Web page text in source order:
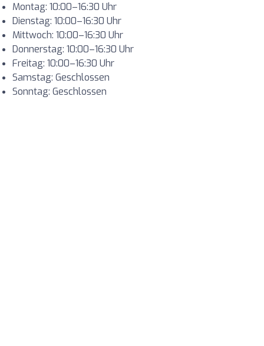
Montag: 10:00–16:30 Uhr
Dienstag: 10:00–16:30 Uhr
Mittwoch: 10:00–16:30 Uhr
Donnerstag: 10:00–16:30 Uhr
Freitag: 10:00–16:30 Uhr
Samstag: Geschlossen
Sonntag: Geschlossen